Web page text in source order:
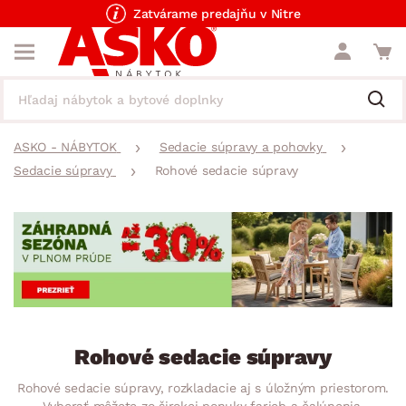
Zatvárame predajňu v Nitre
ASKO - NÁBYTOK
Sedacie súpravy a pohovky
Sedacie súpravy
Rohové sedacie súpravy
Rohové sedacie súpravy
Rohové sedacie súpravy, rozkladacie aj s úložným priestorom.